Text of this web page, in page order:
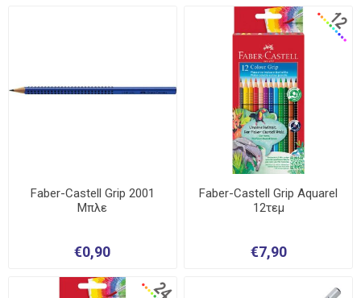
Faber-Castell Grip 2001
Μπλε
€0,90
Faber-Castell Grip Aquarel
12τεμ
€7,90